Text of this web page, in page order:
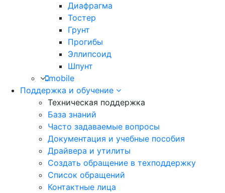
Диафрагма
Тостер
Грунт
Прогибы
Эллипсоид
Шпунт
mobile
Поддержка и обучение
Техническая поддержка
База знаний
Часто задаваемые вопросы
Документация и учебные пособия
Драйвера и утилиты
Создать обращение в техподдержку
Список обращений
Контактные лица